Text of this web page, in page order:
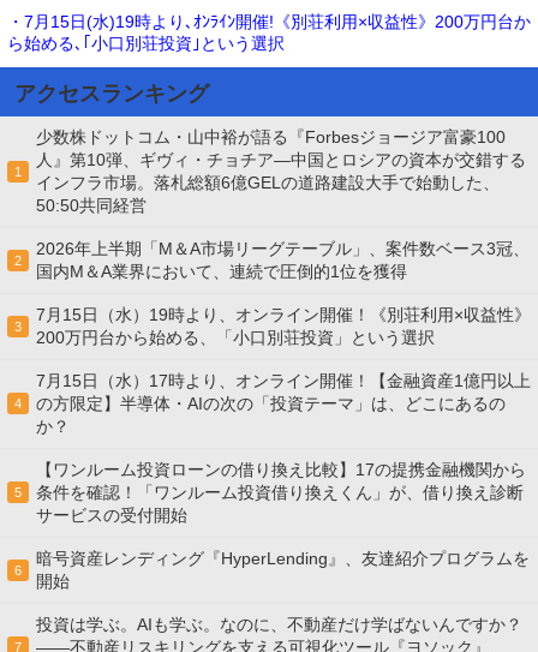
・7月15日(水)19時より､ｵﾝﾗｲﾝ開催!《別荘利用×収益性》200万円台か
ら始める､｢小口別荘投資｣という選択
アクセスランキング
1
少数株ドットコム・山中裕が語る『Forbesジョージア富豪100
人』第10弾、ギヴィ・チョチア―中国とロシアの資本が交錯する
インフラ市場。落札総額6億GELの道路建設大手で始動した、
50:50共同経営
2
2026年上半期「M＆A市場リーグテーブル」、案件数ベース3冠、
国内M＆A業界において、連続で圧倒的1位を獲得
3
7月15日（水）19時より、オンライン開催！《別荘利用×収益性》
200万円台から始める、「小口別荘投資」という選択
4
7月15日（水）17時より、オンライン開催！【金融資産1億円以上
の方限定】半導体・AIの次の「投資テーマ」は、どこにあるの
か？
5
【ワンルーム投資ローンの借り換え比較】17の提携金融機関から
条件を確認！「ワンルーム投資借り換えくん」が、借り換え診断
サービスの受付開始
6
暗号資産レンディング『HyperLending』、友達紹介プログラムを
開始
7
投資は学ぶ。AIも学ぶ。なのに、不動産だけ学ばないんですか？
——不動産リスキリングを支える可視化ツール『ヨソック』、